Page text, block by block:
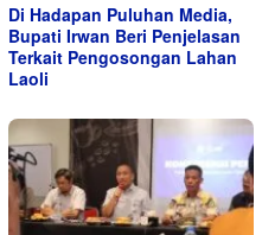
Di Hadapan Puluhan Media,
Bupati Irwan Beri Penjelasan
Terkait Pengosongan Lahan
Laoli